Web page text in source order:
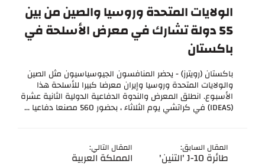
الولايات المتحدة وروسيا والصين من بين
55 دولة تشارك في معرض الأسلحة في
باكستان
باكستان (رويترز) - يحضر المنافسون الجيوسياسيون مثل الصين
والولايات المتحدة وروسيا وإيران معرضا كبيرا للأسلحة هذا
الأسبوع. انطلق المعرض والندوة الدفاعية الدولية الثانية عشرة
(IDEAS) في كراتشي يوم الثلاثاء ، بحضور 560 مصنعا دفاعيا ...
المقال السابق:
طائرة J-10 'التنين'
المقال التالي:
المملكة العربية